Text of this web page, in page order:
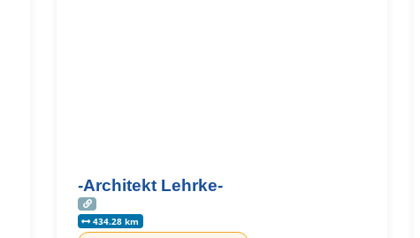
-Architekt Lehrke-
434.28 km